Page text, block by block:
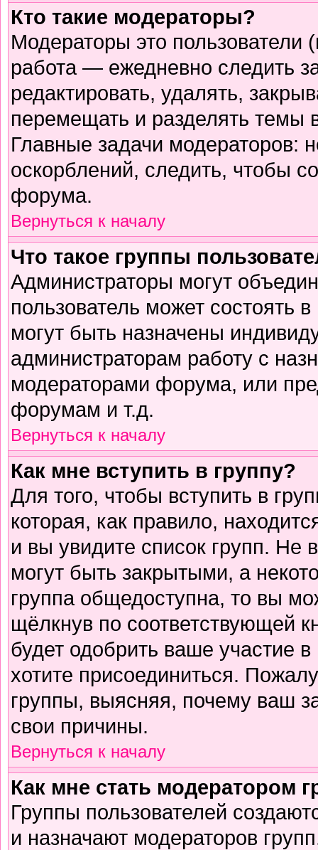
Кто такие модераторы?
Модераторы это пользователи
работа — ежедневно следить
редактировать, удалять,
перемещать и разделять темы
Главные задачи модераторов:
оскорблений, следить, чтобы
форума.
Вернуться к началу
Что такое группы
Администраторы могут
пользователь может состоять
могут быть назначены
администраторам работу с
модераторами форума, или
форумам и т.д.
Вернуться к началу
Как мне вступить в группу?
Для того, чтобы вступить в
которая, как правило,
и вы увидите список групп. Не
могут быть закрытыми, а
группа общедоступна, то вы
щёлкнув по соответствующей
будет одобрить ваше участие
хотите присоединиться.
группы, выясняя, почему ваш
свои причины.
Вернуться к началу
Как мне стать модератором
Группы пользователей
и назначают модераторов